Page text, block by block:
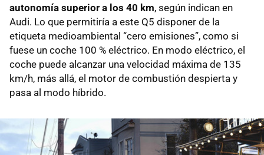
autonomía superior a los 40 km, según indican en
Audi. Lo que permitiría a este Q5 disponer de la
etiqueta medioambiental “cero emisiones”, como si
fuese un coche 100 % eléctrico. En modo eléctrico, el
coche puede alcanzar una velocidad máxima de 135
km/h, más allá, el motor de combustión despierta y
pasa al modo híbrido.